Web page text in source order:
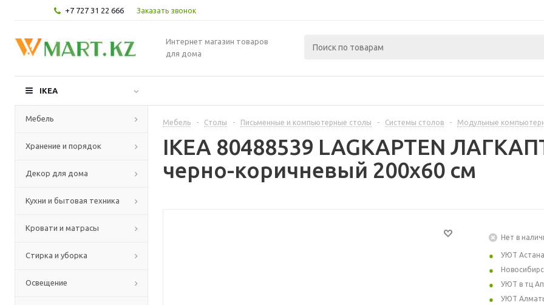
+7 727 31 22 666 Заказать звонок
Интернет магазин товаров
для дома
IKEA
Мебель
Хранение и порядок
Декор для дома
Кухни и бытовая техника
Кровати и матрасы
Стирка и уборка
Освещение
Мебель - Столы - Письменные и компьютерные столы - Системы столов - Модульные
IKEA 80488539 LAGKAPTEN
черно-коричневый 200x60 см
Нет в
УЮТ Астана
УЮТ в тц
УЮТ